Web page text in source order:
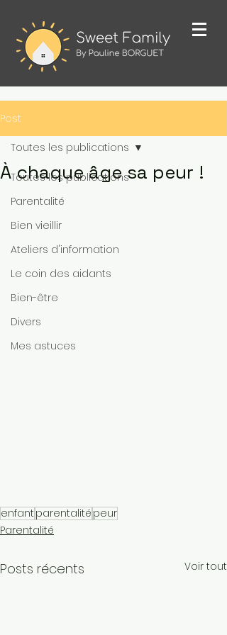
Post
Toutes les publications
Parentalité
Bien vieillir
Ateliers d'information
Le coin des aidants
Bien-être
Divers
Mes astuces
Toutes les publications
À chaque âge sa peur !
enfant parentalité peur
Parentalité
Posts récents Voir tout